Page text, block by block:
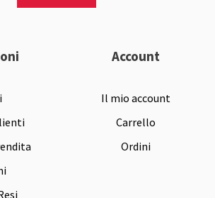
Account
Il mio account
Carrello
Ordini